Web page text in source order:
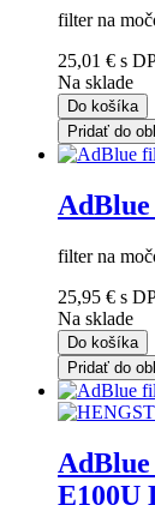
filter na
25,01 € s
Na sklade
Do košíka
Pridať do
filter na
25,95 € s
Na sklade
Do košíka
Pridať do
E100U